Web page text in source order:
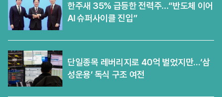
한주새 35% 급등한 전력주…“반도체 이어
AI 슈퍼사이클 진입”
단일종목 레버리지로 40억 벌었지만…‘삼
성운용’ 독식 구조 여전